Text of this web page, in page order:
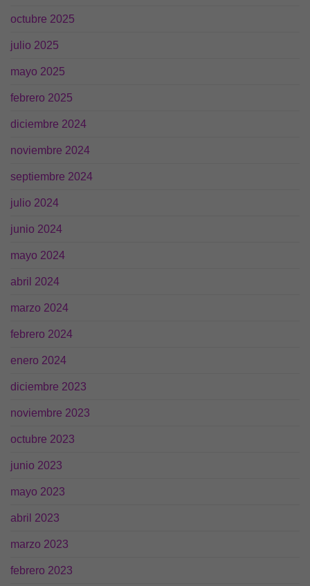
octubre 2025
julio 2025
mayo 2025
febrero 2025
diciembre 2024
noviembre 2024
septiembre 2024
julio 2024
junio 2024
mayo 2024
abril 2024
marzo 2024
febrero 2024
enero 2024
diciembre 2023
noviembre 2023
octubre 2023
junio 2023
mayo 2023
abril 2023
marzo 2023
febrero 2023